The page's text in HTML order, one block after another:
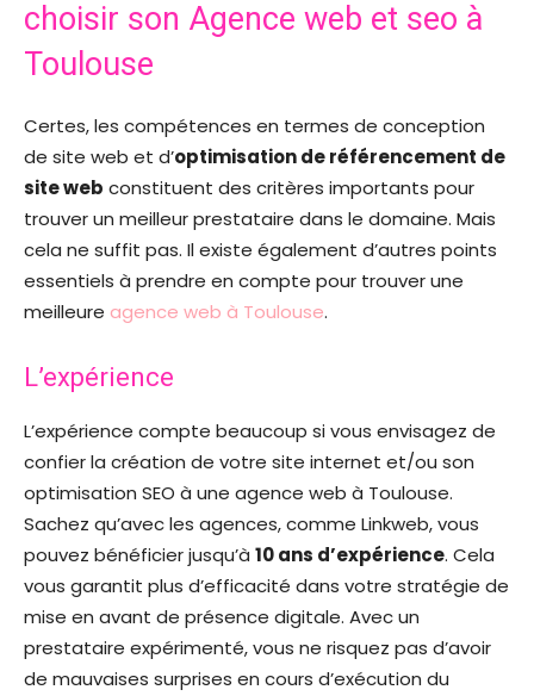
choisir son Agence web et seo à
Toulouse
Certes, les compétences en termes de conception
de site web et d’optimisation de référencement de
site web constituent des critères importants pour
trouver un meilleur prestataire dans le domaine. Mais
cela ne suffit pas. Il existe également d’autres points
essentiels à prendre en compte pour trouver une
meilleure agence web à Toulouse.
L’expérience
L’expérience compte beaucoup si vous envisagez de
confier la création de votre site internet et/ou son
optimisation SEO à une agence web à Toulouse.
Sachez qu’avec les agences, comme Linkweb, vous
pouvez bénéficier jusqu’à 10 ans d’expérience. Cela
vous garantit plus d’efficacité dans votre stratégie de
mise en avant de présence digitale. Avec un
prestataire expérimenté, vous ne risquez pas d’avoir
de mauvaises surprises en cours d’exécution du